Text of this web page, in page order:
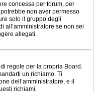
concessa per forum, per
non aver permesso
solo il gruppo degli
all’amministratore se non sei
allegati.
regole per la propria Board.
un richiamo. Ti
dell’amministratore, e il
richiami.